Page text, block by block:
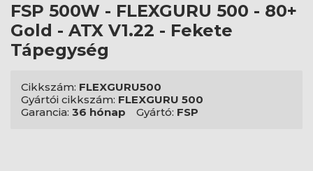
FSP 500W - FLEXGURU 500 - 80+
Gold - ATX V1.22 - Fekete
Tápegység
Cikkszám: FLEXGURU500
Gyártói cikkszám: FLEXGURU 500
Garancia: 36 hónap Gyártó: FSP